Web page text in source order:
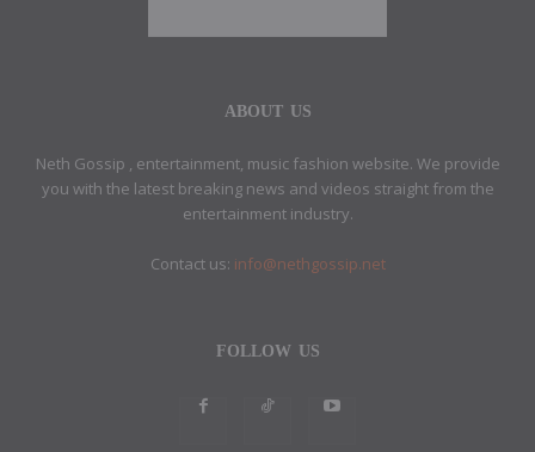
ABOUT US
Neth Gossip , entertainment, music fashion website. We provide
you with the latest breaking news and videos straight from the
entertainment industry.
Contact us: info@nethgossip.net
FOLLOW US